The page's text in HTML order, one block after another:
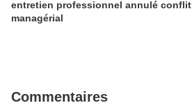
entretien professionnel annulé conflit
managérial
Commentaires